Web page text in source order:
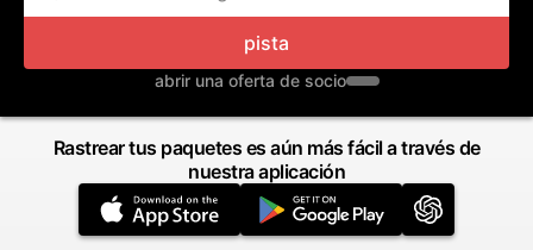
pista
abrir una oferta de socio
Rastrear tus paquetes es aún más fácil a través de
nuestra aplicación